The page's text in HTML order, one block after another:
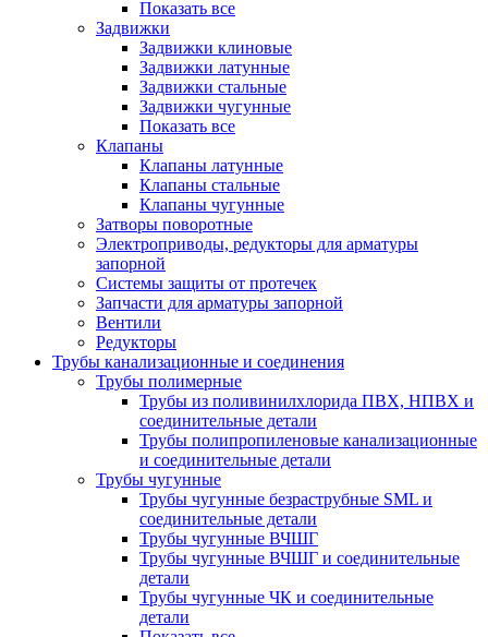
Показать все
Задвижки
Задвижки клиновые
Задвижки латунные
Задвижки стальные
Задвижки чугунные
Показать все
Клапаны
Клапаны латунные
Клапаны стальные
Клапаны чугунные
Затворы поворотные
Электроприводы, редукторы для арматуры
запорной
Системы защиты от протечек
Запчасти для арматуры запорной
Вентили
Редукторы
Трубы канализационные и соединения
Трубы полимерные
Трубы из поливинилхлорида ПВХ, НПВХ и
соединительные детали
Трубы полипропиленовые канализационные
и соединительные детали
Трубы чугунные
Трубы чугунные безраструбные SML и
соединительные детали
Трубы чугунные ВЧШГ
Трубы чугунные ВЧШГ и соединительные
детали
Трубы чугунные ЧК и соединительные
детали